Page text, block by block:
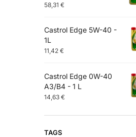
58,31 €
Castrol Edge 5W-40 -
1L
11,42 €
Castrol Edge 0W-40
A3/B4 - 1 L
14,63 €
TAGS